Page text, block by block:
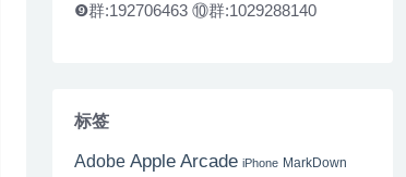
❾群:192706463 ⑩群:1029288140
标签
Adobe Apple Arcade iPhone MarkDown